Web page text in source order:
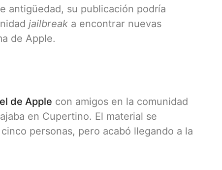
antigüedad, su publicación podría
jailbreaka encontrar nuevas
de Apple.
de Apple con amigos en la comunidad
en Cupertino. El material se
personas, pero acabó llegando a la